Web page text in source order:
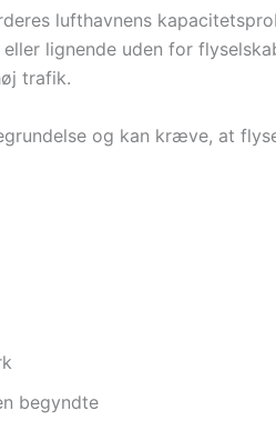
lufthavnens
lignende uden for
trafik.
og kan kræve, at
begyndte